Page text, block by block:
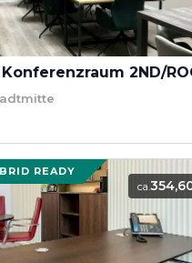
Konferenzraum 2ND/
READY
ca.